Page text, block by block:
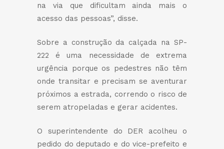
na via que dificultam ainda mais o
acesso das pessoas”, disse.
Sobre a construção da calçada na SP-
222 é uma necessidade de extrema
urgência porque os pedestres não têm
onde transitar e precisam se aventurar
próximos a estrada, correndo o risco de
serem atropeladas e gerar acidentes.
O superintendente do DER acolheu o
pedido do deputado e do vice-prefeito e